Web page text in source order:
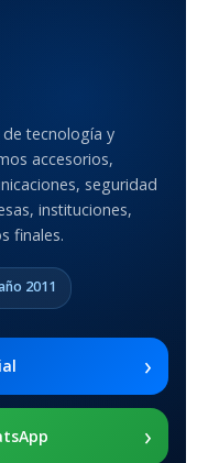
Shock
DE TABLETS
SM-x200 / Samsung
Tab A8 10.5 2021 SM-
DE APOYO
tecnología y
accesorios,
seguridad
instituciones,
finales.
2011
›
›